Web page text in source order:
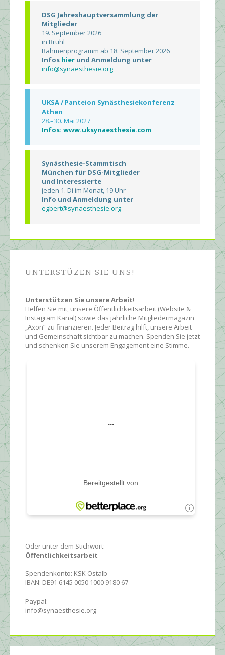
DSG Jahreshauptversammlung der
Mitglieder
19. September 2026
in Brühl
Rahmenprogramm ab 18. September 2026
Infos hier und Anmeldung unter
info@synaesthesie.org
UKSA / Panteion Synästhesiekonferenz
Athen
28.–30. Mai 2027
Infos: www.uksynaesthesia.com
Synästhesie-Stammtisch
München für DSG-Mitglieder
und Interessierte
jeden 1. Di im Monat, 19 Uhr
Info und Anmeldung unter
egbert@synaesthesie.org
UNTERSTÜZEN SIE UNS!
Unterstützen Sie unsere Arbeit!
Helfen Sie mit, unsere Öffentlichkeitsarbeit (Website &
Instagram Kanal) sowie das jährliche Mitgliedermagazin
„Axon“ zu finanzieren. Jeder Beitrag hilft, unsere Arbeit
und Gemeinschaft sichtbar zu machen. Spenden Sie jetzt
und schenken Sie unserem Engagement eine Stimme.
Oder unter dem Stichwort:
Öffentlichkeitsarbeit
Spendenkonto: KSK Ostalb
IBAN: DE91 6145 0050 1000 9180 67
Paypal:
info@synaesthesie.org